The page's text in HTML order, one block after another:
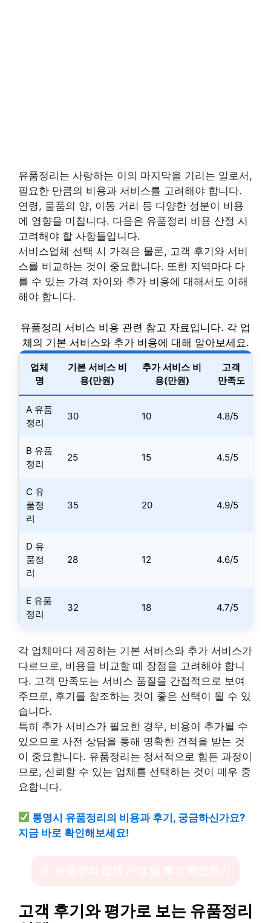
유품정리는 사랑하는 이의 마지막을 기리는 일로서,
필요한 만큼의 비용과 서비스를 고려해야 합니다.
연령, 물품의 양, 이동 거리 등 다양한 성분이 비용
에 영향을 미칩니다. 다음은 유품정리 비용 산정 시
고려해야 할 사항들입니다.
서비스업체 선택 시 가격은 물론, 고객 후기와 서비
스를 비교하는 것이 중요합니다. 또한 지역마다 다
를 수 있는 가격 차이와 추가 비용에 대해서도 이해
해야 합니다.
유품정리 서비스 비용 관련 참고 자료입니다. 각 업
체의 기본 서비스와 추가 비용에 대해 알아보세요.
업체
명
기본 서비스 비
용(만원)
추가 서비스 비
용(만원)
고객
만족도
A 유품
정리
30 10 4.8/5
B 유품
정리
25 15 4.5/5
C 유
품정
리
35 20 4.9/5
D 유
품정
리
28 12 4.6/5
E 유품
정리
32 18 4.7/5
각 업체마다 제공하는 기본 서비스와 추가 서비스가
다르므로, 비용을 비교할 때 장점을 고려해야 합니
다. 고객 만족도는 서비스 품질을 간접적으로 보여
주므로, 후기를 참조하는 것이 좋은 선택이 될 수 있
습니다.
특히 추가 서비스가 필요한 경우, 비용이 추가될 수
있으므로 사전 상담을 통해 명확한 견적을 받는 것
이 중요합니다. 유품정리는 정서적으로 힘든 과정이
므로, 신뢰할 수 있는 업체를 선택하는 것이 매우 중
요합니다.
통영시 유품정리의 비용과 후기, 궁금하신가요?
지금 바로 확인해보세요!
고객 후기와 평가로 보는 유품정리